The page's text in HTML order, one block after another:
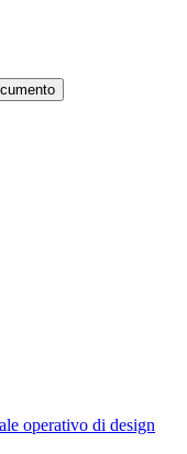
operativo di design